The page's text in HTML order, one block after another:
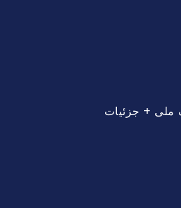
ملی + جزئیات